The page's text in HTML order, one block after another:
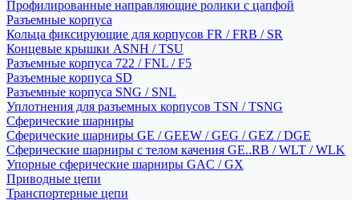
Профилированные направляющие ролики с цапфой
Разъемные корпуса
Кольца фиксирующие для корпусов FR / FRB / SR
Концевые крышки ASNH / TSU
Разъемные корпуса 722 / FNL / F5
Разъемные корпуса SD
Разъемные корпуса SNG / SNL
Уплотнения для разъемных корпусов TSN / TSNG
Сферические шарниры
Сферические шарниры GE / GEEW / GEG / GEZ / DGE
Сферические шарниры с телом качения GE..RB / WLT / WLK
Упорные сферические шарниры GAC / GX
Приводные цепи
Транспортерные цепи